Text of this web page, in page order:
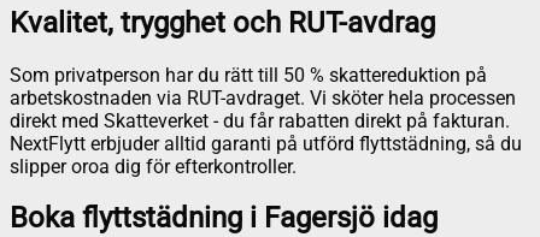
Kvalitet, trygghet och RUT-avdrag
Som privatperson har du rätt till 50 % skattereduktion på
arbetskostnaden via RUT-avdraget. Vi sköter hela processen
direkt med Skatteverket - du får rabatten direkt på fakturan.
NextFlytt erbjuder alltid garanti på utförd flyttstädning, så du
slipper oroa dig för efterkontroller.
Boka flyttstädning i Fagersjö idag